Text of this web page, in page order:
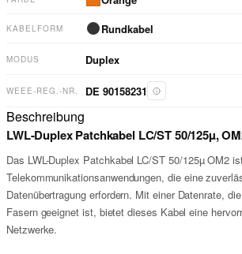
KABELFORM Rundkabel
MODUS Duplex
WEEE-REG.-NR. DE 90158231
Beschreibung
LWL-Duplex Patchkabel LC/ST 50/125µ,
Das LWL-Duplex Patchkabel LC/ST 50/125µ OM2
Telekommunikationsanwendungen, die eine
Datenübertragung erfordern. Mit einer Datenrate,
Fasern geeignet ist, bietet dieses Kabel eine
Netzwerke.